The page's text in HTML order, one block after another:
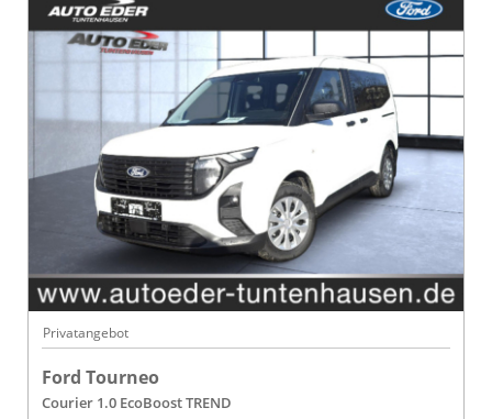
Privatangebot
Ford Tourneo
Courier 1.0 EcoBoost TREND